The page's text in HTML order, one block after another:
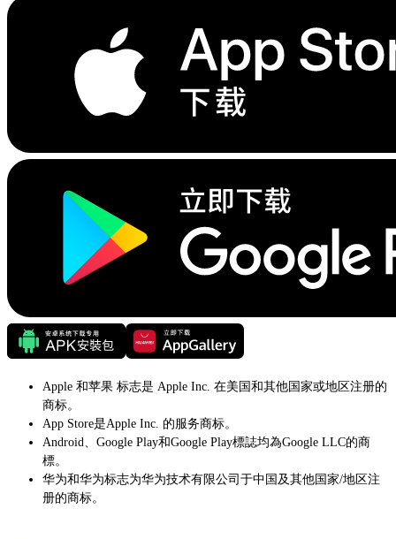
Apple 和苹果 标志是 Apple Inc. 在美国和其他国家或地区注册的
商标。
App Store是Apple Inc. 的服务商标。
Android、Google Play和Google Play標誌均為Google LLC的商
標。
华为和华为标志为华为技术有限公司于中国及其他国家/地区注
册的商标。